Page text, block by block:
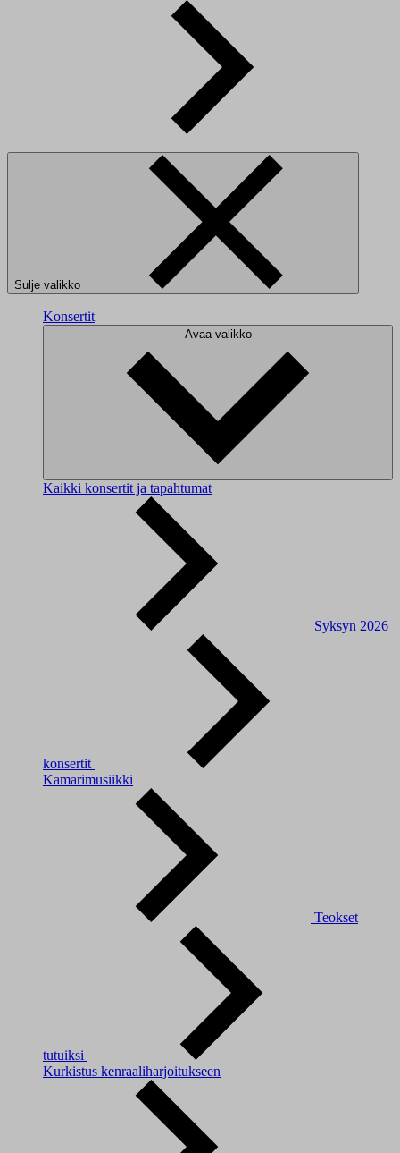
Sulje valikko
Konsertit
Avaa valikko
Kaikki konsertit ja tapahtumat
Syksyn 2026
konsertit
Kamarimusiikki
Teokset
tutuiksi
Kurkistus kenraaliharjoitukseen